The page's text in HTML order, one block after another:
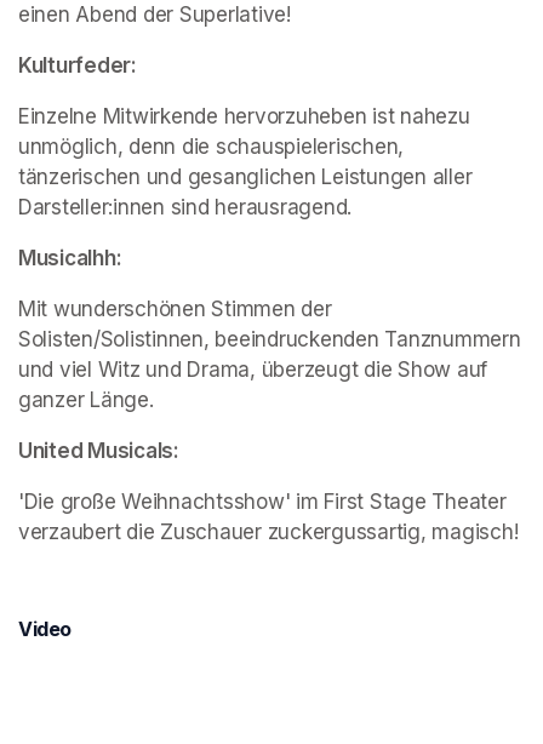
einen Abend der Superlative!
Kulturfeder:
Einzelne Mitwirkende hervorzuheben ist nahezu
unmöglich, denn die schauspielerischen,
tänzerischen und gesanglichen Leistungen aller
Darsteller:innen sind herausragend.
Musicalhh:
Mit wunderschönen Stimmen der
Solisten/Solistinnen, beeindruckenden Tanznummern
und viel Witz und Drama, überzeugt die Show auf
ganzer Länge.
United Musicals:
'Die große Weihnachtsshow' im First Stage Theater
verzaubert die Zuschauer zuckergussartig, magisch!
Video